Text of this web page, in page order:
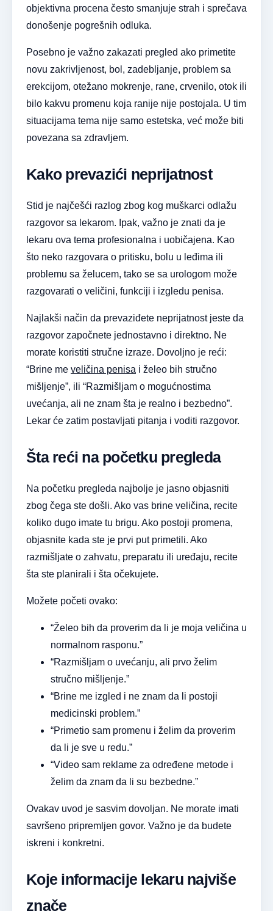
objektivna procena često smanjuje strah i sprečava
donošenje pogrešnih odluka.
Posebno je važno zakazati pregled ako primetite
novu zakrivljenost, bol, zadebljanje, problem sa
erekcijom, otežano mokrenje, rane, crvenilo, otok ili
bilo kakvu promenu koja ranije nije postojala. U tim
situacijama tema nije samo estetska, već može biti
povezana sa zdravljem.
Kako prevazići neprijatnost
Stid je najčešći razlog zbog kog muškarci odlažu
razgovor sa lekarom. Ipak, važno je znati da je
lekaru ova tema profesionalna i uobičajena. Kao
što neko razgovara o pritisku, bolu u leđima ili
problemu sa želucem, tako se sa urologom može
razgovarati o veličini, funkciji i izgledu penisa.
Najlakši način da prevaziđete neprijatnost jeste da
razgovor započnete jednostavno i direktno. Ne
morate koristiti stručne izraze. Dovoljno je reći:
“Brine me veličina penisa i želeo bih stručno
mišljenje”, ili “Razmišljam o mogućnostima
uvećanja, ali ne znam šta je realno i bezbedno”.
Lekar će zatim postavljati pitanja i voditi razgovor.
Šta reći na početku pregleda
Na početku pregleda najbolje je jasno objasniti
zbog čega ste došli. Ako vas brine veličina, recite
koliko dugo imate tu brigu. Ako postoji promena,
objasnite kada ste je prvi put primetili. Ako
razmišljate o zahvatu, preparatu ili uređaju, recite
šta ste planirali i šta očekujete.
Možete početi ovako:
“Želeo bih da proverim da li je moja veličina u
normalnom rasponu.”
“Razmišljam o uvećanju, ali prvo želim
stručno mišljenje.”
“Brine me izgled i ne znam da li postoji
medicinski problem.”
“Primetiо sam promenu i želim da proverim
da li je sve u redu.”
“Video sam reklame za određene metode i
želim da znam da li su bezbedne.”
Ovakav uvod je sasvim dovoljan. Ne morate imati
savršeno pripremljen govor. Važno je da budete
iskreni i konkretni.
Koje informacije lekaru najviše
znače